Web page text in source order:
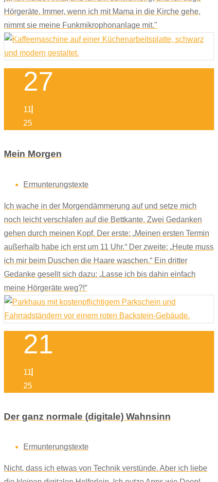
Hörgeräte. Immer, wenn ich mit Mama in die Kirche gehe,
nimmt sie meine Funkmikrophonanlage mit."
27
11
25
Mein Morgen
Ermunterungstexte
Ich wache in der Morgendämmerung auf und setze mich
noch leicht verschlafen auf die Bettkante. Zwei Gedanken
gehen durch meinen Kopf. Der erste: „Meinen ersten Termin
außerhalb habe ich erst um 11 Uhr.“ Der zweite: „Heute muss
ich mir beim Duschen die Haare waschen.“ Ein dritter
Gedanke gesellt sich dazu: „Lasse ich bis dahin einfach
meine Hörgeräte weg?!“
21
11
25
Der ganz normale (digitale) Wahnsinn
Ermunterungstexte
Nicht, dass ich etwas von Technik verstünde. Aber ich liebe